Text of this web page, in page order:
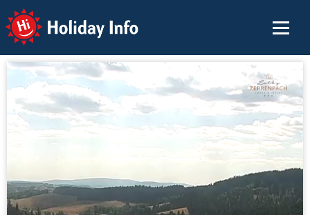
Holiday Info